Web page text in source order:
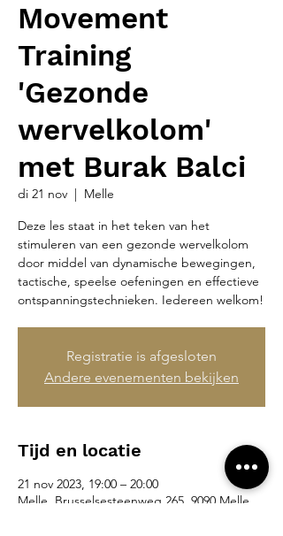
Movement
Training
'Gezonde
wervelkolom'
met Burak Balci
di 21 nov
  |
Melle
Deze les staat in het teken van het
stimuleren van een gezonde wervelkolom
door middel van dynamische bewegingen,
tactische, speelse oefeningen en effectieve
ontspanningstechnieken. Iedereen welkom!
Registratie is afgesloten
Andere evenementen bekijken
Tijd en locatie
21 nov 2023, 19:00 – 20:00
Melle, Brusselsesteenweg 265, 9090 Melle,